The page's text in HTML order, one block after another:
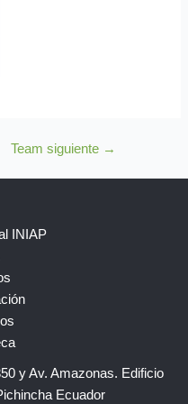
Team siguiente →
INIAP
y Av. Amazonas. Edificio
Ecuador